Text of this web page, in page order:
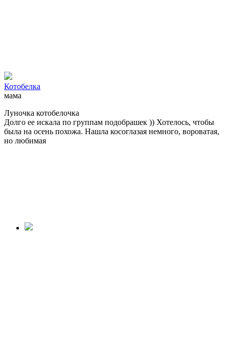
Котобелка
мама
Луночка котобелочка
Долго ее искала по группам подобрашек )) Хотелось, чтобы
была на осень похожа. Нашла косоглазая немного, вороватая,
но любимая